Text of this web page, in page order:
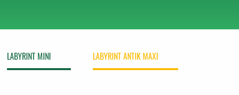
LABYRINT MINI LABYRINT ANTIK MAXI